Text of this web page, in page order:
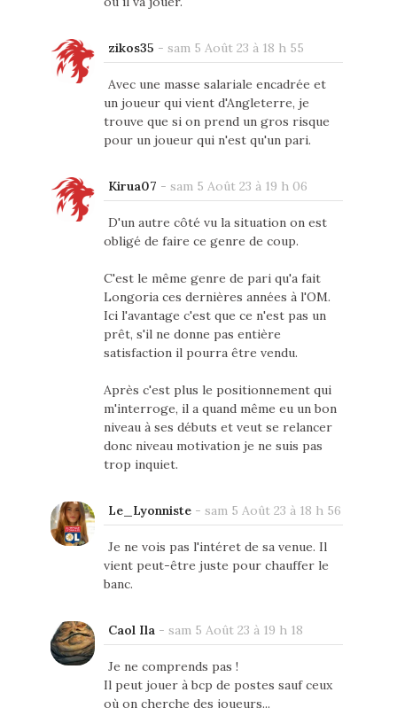
zikos35 - sam 5 Août 23 à 18 h 55
Avec une masse salariale encadrée et
un joueur qui vient d'Angleterre, je
trouve que si on prend un gros risque
pour un joueur qui n'est qu'un pari.
Kirua07 - sam 5 Août 23 à 19 h 06
D'un autre côté vu la situation on est
obligé de faire ce genre de coup.
C'est le même genre de pari qu'a fait
Longoria ces dernières années à l'OM.
Ici l'avantage c'est que ce n'est pas un
prêt, s'il ne donne pas entière
satisfaction il pourra être vendu.
Après c'est plus le positionnement qui
m'interroge, il a quand même eu un bon
niveau à ses débuts et veut se relancer
donc niveau motivation je ne suis pas
trop inquiet.
Le_Lyonniste- sam 5 Août 23 à 18 h 56
Je ne vois pas l'intéret de sa venue. Il
vient peut-être juste pour chauffer le
banc.
Caol Ila - sam 5 Août 23 à 19 h 18
Je ne comprends pas !
Il peut jouer à bcp de postes sauf ceux
où on cherche des joueurs...